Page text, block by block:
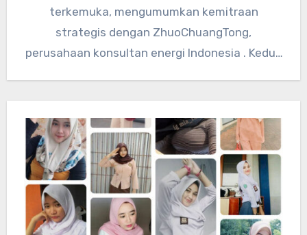
terkemuka, mengumumkan kemitraan
strategis dengan ZhuoChuangTong,
perusahaan konsultan energi Indonesia . Kedua